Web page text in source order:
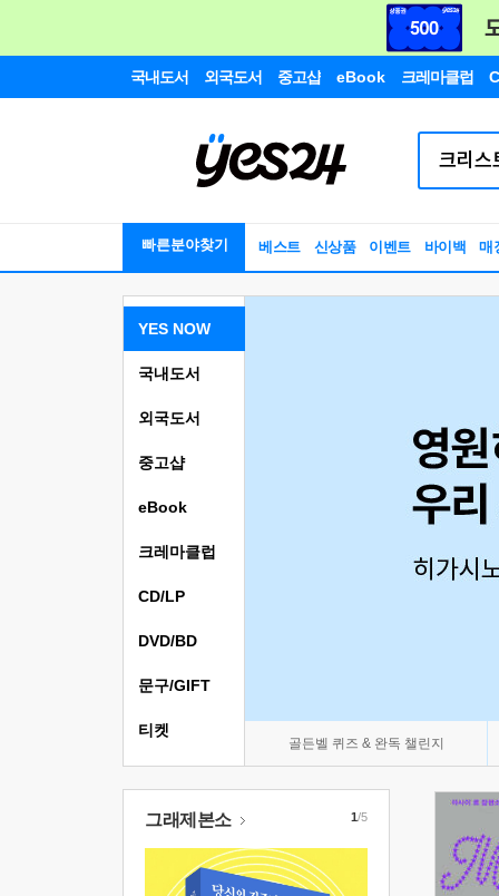
국내도서 외국도서 중고샵 eBook 크레마클럽
빠른분야찾기 베스트 신상품 이벤트 바이백 매
YES NOW
골든벨 퀴즈 & 완독 챌린지
국내도서
외국도서
중고샵
eBook
크레마클럽
CD/LP
DVD/BD
문구/GIFT
티켓
그래제본소 1/5